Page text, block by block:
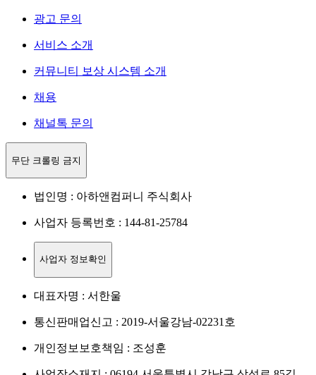
광고 문의
서비스 소개
커뮤니티 보상 시스템 소개
채용
채널톡 문의
무단 크롤링 금지
법인명 : 아하앤컴퍼니 주식회사
사업자 등록번호 : 144-81-25784
사업자 정보확인
대표자명 : 서한울
통신판매업신고 : 2019-서울강남-02231호
개인정보보호책임 : 조성훈